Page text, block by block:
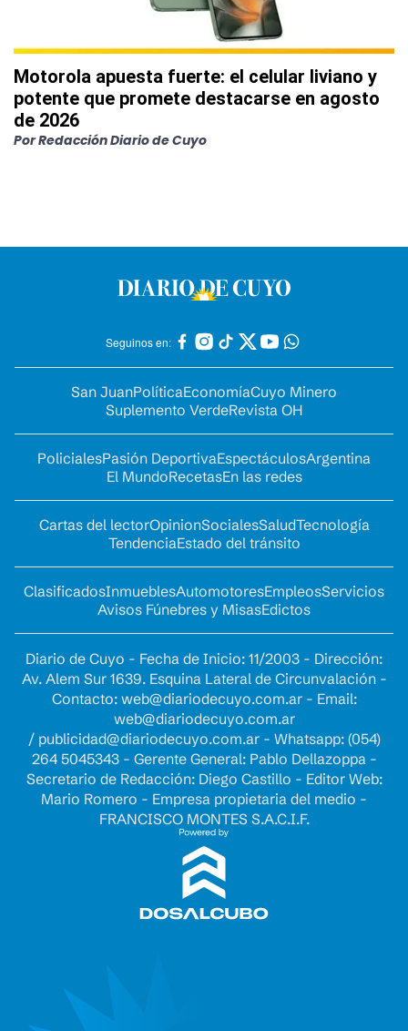
Motorola apuesta fuerte: el celular liviano y
potente que promete destacarse en agosto
de 2026
PorRedacción Diario de Cuyo
Seguinos en:
San JuanPolíticaEconomíaCuyo Minero
Suplemento VerdeRevista OH
PolicialesPasión DeportivaEspectáculosArgentina
El MundoRecetasEn las redes
Cartas del lectorOpinionSocialesSaludTecnología
TendenciaEstado del tránsito
ClasificadosInmueblesAutomotoresEmpleosServicios
Avisos Fúnebres y MisasEdictos
Diario de Cuyo - Fecha de Inicio: 11/2003 - Dirección:
Av. Alem Sur 1639. Esquina Lateral de Circunvalación -
Contacto: web@diariodecuyo.com.ar- Email:
web@diariodecuyo.com.ar
/ publicidad@diariodecuyo.com.ar- Whatsapp: (054)
264 5045343 - Gerente General: Pablo Dellazoppa -
Secretario de Redacción: Diego Castillo - Editor Web:
Mario Romero - Empresa propietaria del medio -
FRANCISCO MONTES S.A.C.I.F.